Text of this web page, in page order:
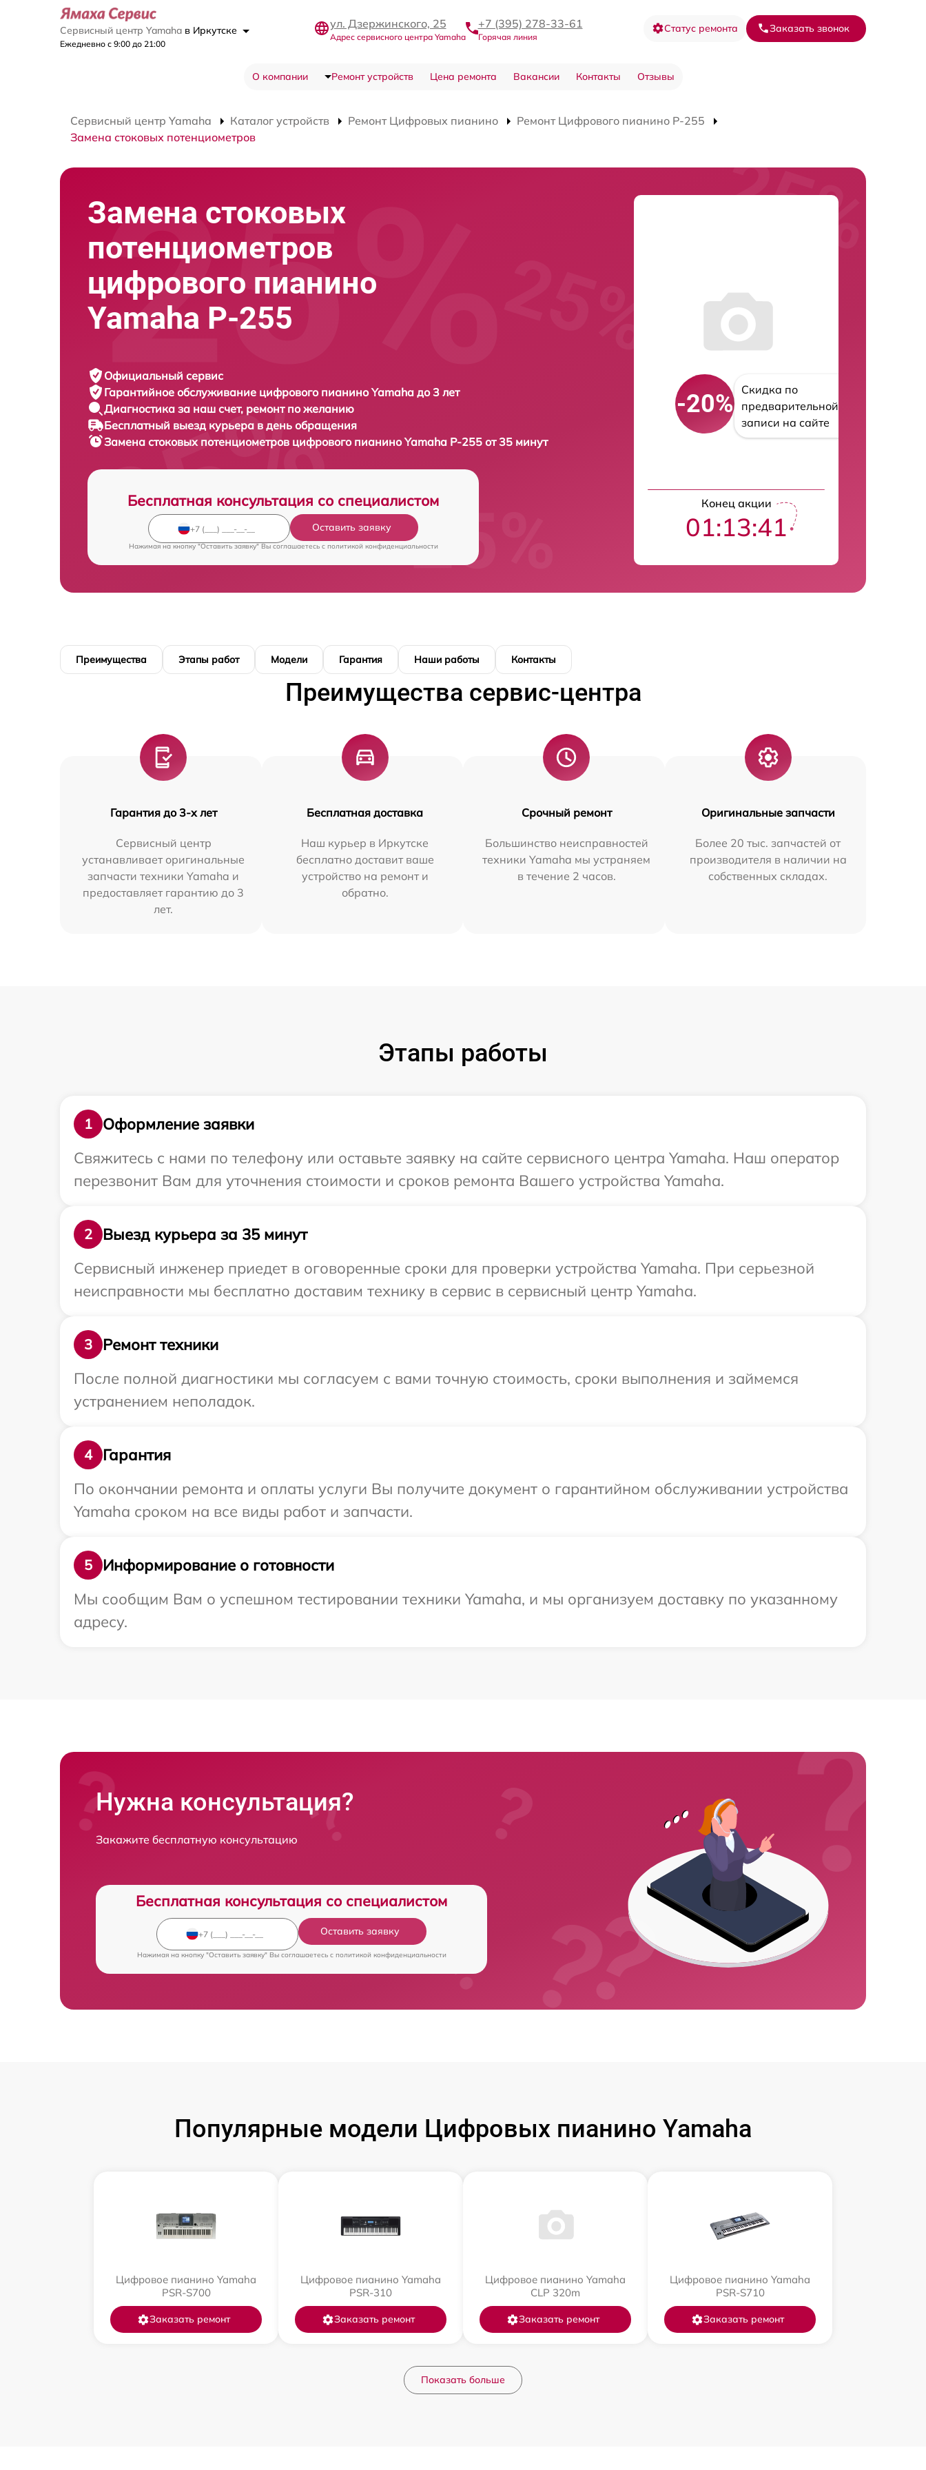
Сервисный центр Yamaha в Иркутске
Ежедневно с 9:00 до 21:00
ул. Дзержинского, 25
Адрес сервисного центра Yamaha
+7 (395) 278-33-61
Горячая линия
Статус ремонта Заказать звонок
О компании Ремонт устройств Цена ремонта Вакансии Контакты Отзывы
Сервисный центр Yamaha Каталог устройств Ремонт Цифровых пианино
Ремонт Цифрового пианино P-255
Замена стоковых потенциометров
Замена стоковых
потенциометров
цифрового пианино
Yamaha P-255
Официальный сервис
Гарантийное обслуживание цифрового пианино Yamaha до 3 лет
Диагностика за наш счет, ремонт по желанию
Бесплатный выезд курьера в день обращения
Замена стоковых потенциометров цифрового пианиноYamaha P-255 от 35 минут
Бесплатная консультация со специалистом
Оставить заявку
Нажимая на кнопку "Оставить заявку" Вы соглашаетесь c политикой конфиденциальности
-20%
Скидка по
предварительной
записи на сайте
Конец акции
01:13:40
Преимущества Этапы работ Модели Гарантия Наши работы Контакты
Преимущества сервис-центра
Гарантия до 3-х лет
Сервисный центр
устанавливает оригинальные
запчасти техники Yamaha и
предоставляет гарантию до 3
лет.
Бесплатная доставка
Наш курьер в Иркутске
бесплатно доставит ваше
устройство на ремонт и
обратно.
Срочный ремонт
Большинство неисправностей
техники Yamaha мы устраняем
в течение 2 часов.
Оригинальные запчасти
Более 20 тыс. запчастей от
производителя в наличии на
собственных складах.
Этапы работы
1
Оформление заявки
Свяжитесь с нами по телефону или оставьте заявку на сайте сервисного центра Yamaha. Наш оператор
перезвонит Вам для уточнения стоимости и сроков ремонта Вашего устройства Yamaha.
2
Выезд курьера за 35 минут
Сервисный инженер приедет в оговоренные сроки для проверки устройства Yamaha. При серьезной
неисправности мы бесплатно доставим технику в сервис в сервисный центр Yamaha.
3
Ремонт техники
После полной диагностики мы согласуем с вами точную стоимость, сроки выполнения и займемся
устранением неполадок.
4
Гарантия
По окончании ремонта и оплаты услуги Вы получите документ о гарантийном обслуживании устройства
Yamaha сроком на все виды работ и запчасти.
5
Информирование о готовности
Мы сообщим Вам о успешном тестировании техники Yamaha, и мы организуем доставку по указанному
адресу.
Нужна консультация?
Закажите бесплатную консультацию
Бесплатная консультация со специалистом
Оставить заявку
Нажимая на кнопку "Оставить заявку" Вы соглашаетесь c политикой конфиденциальности
Популярные модели Цифровых пианино Yamaha
Цифровое пианино Yamaha
PSR-S700
Заказать ремонт
Цифровое пианино Yamaha
PSR-310
Заказать ремонт
Цифровое пианино Yamaha
CLP 320m
Заказать ремонт
Цифровое пианино Yamaha
PSR-S710
Заказать ремонт
Показать больше